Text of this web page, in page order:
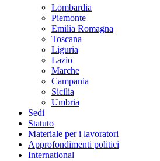
Lombardia
Piemonte
Emilia Romagna
Toscana
Liguria
Lazio
Marche
Campania
Sicilia
Umbria
Sedi
Statuto
Materiale per i lavoratori
Approfondimenti politici
International